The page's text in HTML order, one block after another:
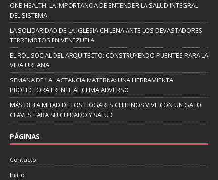
ONE HEALTH: LA IMPORTANCIA DE ENTENDER LA SALUD INTEGRAL
DEL SISTEMA
LA SOLIDARIDAD DE LA IGLESIA CHILENA ANTE LOS DEVASTADORES
TERREMOTOS EN VENEZUELA
EL ROL SOCIAL DEL ARQUITECTO: CONSTRUYENDO PUENTES PARA LA
VIDA URBANA
SEMANA DE LA LACTANCIA MATERNA: UNA HERRAMIENTA
PROTECTORA FRENTE AL CLIMA ADVERSO
MÁS DE LA MITAD DE LOS HOGARES CHILENOS VIVE CON UN GATO:
CLAVES PARA SU CUIDADO Y SALUD
PÁGINAS
Contacto
Inicio